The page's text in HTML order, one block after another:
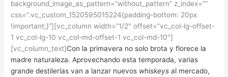
background_image_as_pattern=”without_pattern” z_index=””
css=”.vc_custom_1520595015224{padding-bottom: 20px
!important;}”][vc_column width=”1/2″ offset=”vc_col-lg-offset-
1 vc_col-lg-10 vc_col-md-offset-1 vc_col-md-10″]
[vc_column_text]Con la primavera no solo brota y florece la
madre naturaleza. Aprovechando esta temporada, varias
grande destilerías van a lanzar nuevos whiskeys al mercado,